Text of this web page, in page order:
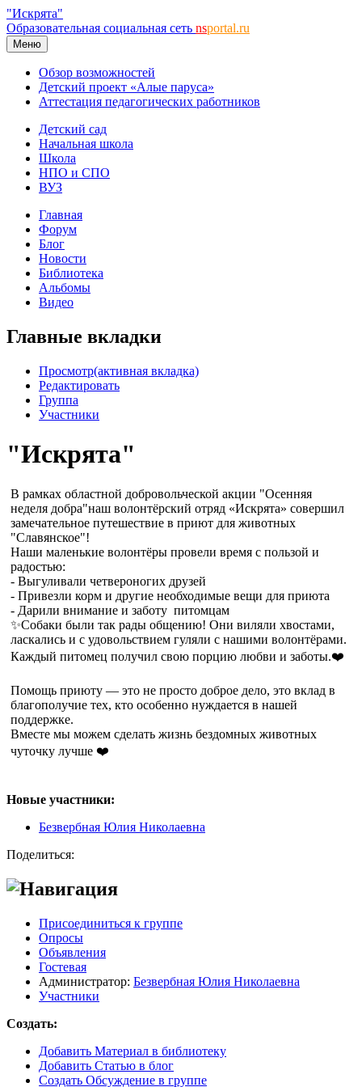
"Искрята"
Образовательная социальная сеть nsportal.ru
Меню
Обзор возможностей
Детский проект «Алые паруса»
Аттестация педагогических работников
Детский сад
Начальная школа
Школа
НПО и СПО
ВУЗ
Главная
Форум
Блог
Новости
Библиотека
Альбомы
Видео
Главные вкладки
Просмотр(активная вкладка)
Редактировать
Группа
Участники
"Искрята"
В рамках областной добровольческой акции "Осенняя
неделя добра"наш волонтёрский отряд «Искрята» совершил
замечательное путешествие в приют для животных
"Славянское"!
Наши маленькие волонтёры провели время с пользой и
радостью:
- Выгуливали четвероногих друзей
- Привезли корм и другие необходимые вещи для приюта
- Дарили внимание и заботу питомцам
✨Собаки были так рады общению! Они виляли хвостами,
ласкались и с удовольствием гуляли с нашими волонтёрами.
Каждый питомец получил свою порцию любви и заботы.❤️
Помощь приюту — это не просто доброе дело, это вклад в
благополучие тех, кто особенно нуждается в нашей
поддержке.
Вместе мы можем сделать жизнь бездомных животных
чуточку лучше ❤️
Новые участники:
Безвербная Юлия Николаевна
Поделиться:
Навигация
Присоединиться к группе
Опросы
Объявления
Гостевая
Администратор: Безвербная Юлия Николаевна
Участники
Создать:
Добавить Материал в библиотеку
Добавить Статью в блог
Создать Обсуждение в группе